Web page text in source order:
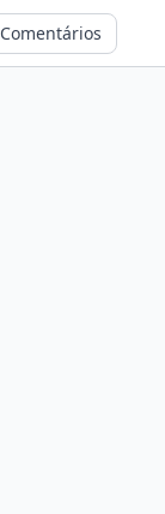
Comentários